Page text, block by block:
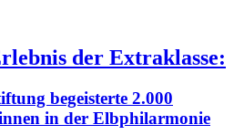
der Extraklasse:
begeisterte 2.000
in der Elbphilarmonie